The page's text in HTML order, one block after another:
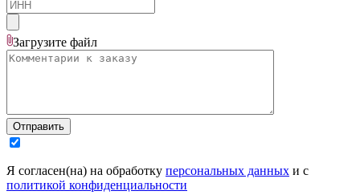
Загрузите файл
Отправить
Я согласен(на) на обработку персональных данных и с
политикой конфиденциальности